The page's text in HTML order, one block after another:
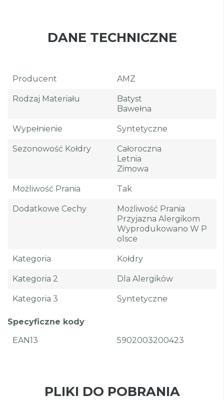
DANE TECHNICZNE
Producent AMZ
Rodzaj Materiału
Batyst
Bawełna
Wypełnienie Syntetyczne
Sezonowość Kołdry
Całoroczna
Letnia
Zimowa
Możliwość Prania Tak
Dodatkowe Cechy
Możliwość Prania
Przyjazna Alergikom
Wyprodukowano W P
Olsce
Kategoria Kołdry
Kategoria 2 Dla Alergików
Kategoria 3 Syntetyczne
Specyficzne kody
EAN13
5902003200423
PLIKI DO POBRANIA